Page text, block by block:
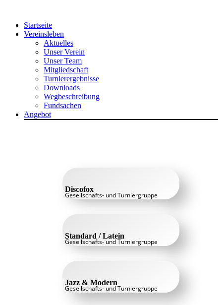
springenStartseite
Vereinsleben
Aktuelles
Unser Verein
Unser Team
Mitgliedschaft
Turnierergebnisse
Downloads
Wegbeschreibung
Fundsachen
Angebot
Discofox
Gesellschafts- und Turniergruppe
Standard / Latein
Gesellschafts- und Turniergruppe
Jazz & Modern
Gesellschafts- und Turniergruppe